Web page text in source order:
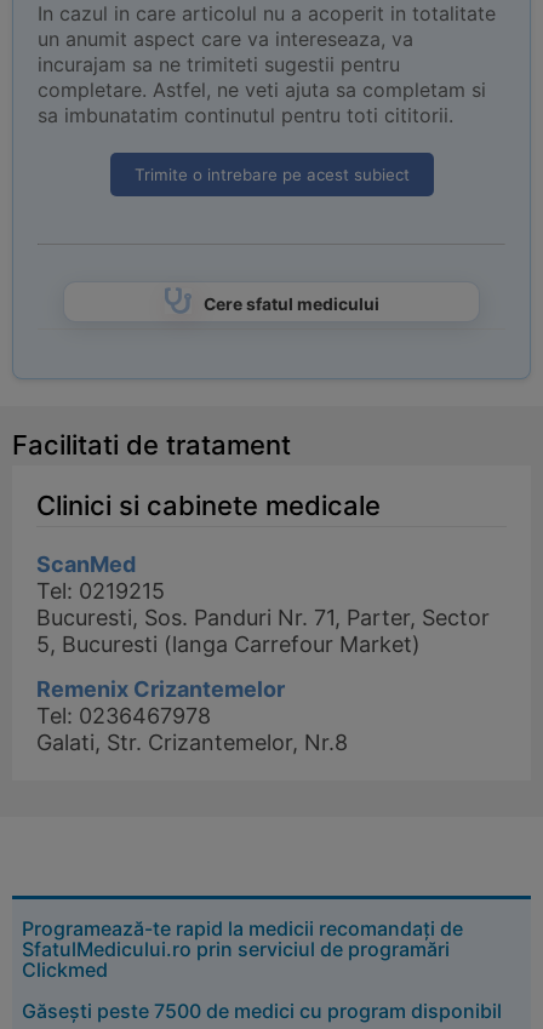
In cazul in care articolul nu a acoperit in totalitate
un anumit aspect care va intereseaza, va
incurajam sa ne trimiteti sugestii pentru
completare. Astfel, ne veti ajuta sa completam si
sa imbunatatim continutul pentru toti cititorii.
Trimite o intrebare pe acest subiect
Cere sfatul medicului
Facilitati de tratament
Clinici si cabinete medicale
ScanMed
Tel: 0219215
Bucuresti, Sos. Panduri Nr. 71, Parter, Sector
5, Bucuresti (langa Carrefour Market)
Remenix Crizantemelor
Tel: 0236467978
Galati, Str. Crizantemelor, Nr.8
Programează-te rapid la medicii recomandați de
SfatulMedicului.ro prin serviciul de programări
Clickmed
Găsești peste 7500 de medici cu program disponibil